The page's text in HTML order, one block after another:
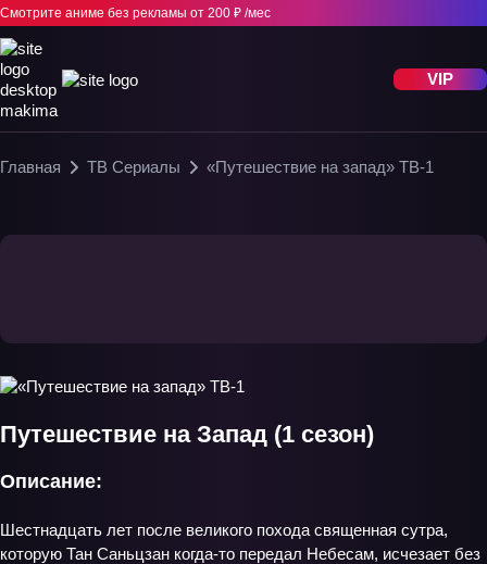
Смотрите аниме без рекламы от 200 ₽ /мес
VIP
Главная ТВ Сериалы «Путешествие на запад» ТВ-1
Путешествие на Запад (1 сезон)
Описание:
Шестнадцать лет после великого похода священная сутра,
которую Тан Саньцзан когда-то передал Небесам, исчезает без